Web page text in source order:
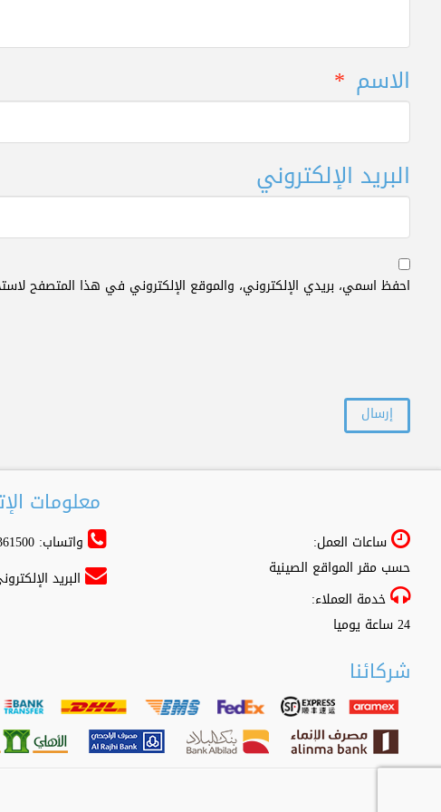
الاسم *
البريد الإلكتروني
احفظ اسمي، بريدي الإلكتروني، والموقع الإلكتروني في هذا المتصفح
معلومات
واتساب: 966556361500+
البريد
ساعات العمل:
حسب مقر المواقع الصينية
خدمة العملاء:
24 ساعة يوميا
شركائنا